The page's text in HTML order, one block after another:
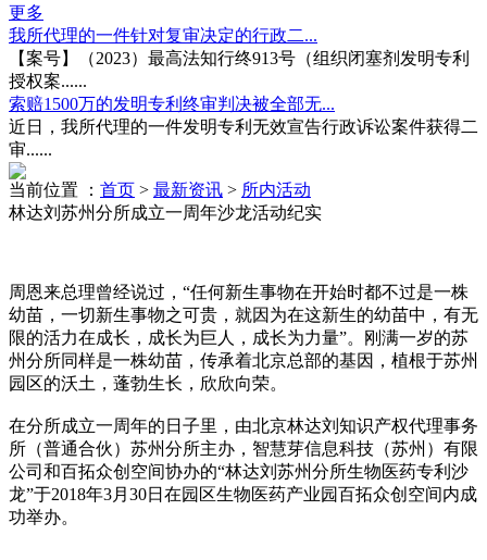
更多
我所代理的一件针对复审决定的行政二...
【案号】（2023）最高法知行终913号（组织闭塞剂发明专利
授权案......
索赔1500万的发明专利终审判决被全部无...
近日，我所代理的一件发明专利无效宣告行政诉讼案件获得二
审......
当前位置 ： 首页 > 最新资讯 > 所内活动
林达刘苏州分所成立一周年沙龙活动纪实
周恩来总理曾经说过，“任何新生事物在开始时都不过是一株
幼苗，一切新生事物之可贵，就因为在这新生的幼苗中，有无
限的活力在成长，成长为巨人，成长为力量”。刚满一岁的苏
州分所同样是一株幼苗，传承着北京总部的基因，植根于苏州
园区的沃土，蓬勃生长，欣欣向荣。
在分所成立一周年的日子里，由北京林达刘知识产权代理事务
所（普通合伙）苏州分所主办，智慧芽信息科技（苏州）有限
公司和百拓众创空间协办的“林达刘苏州分所生物医药专利沙
龙”于2018年3月30日在园区生物医药产业园百拓众创空间内成
功举办。